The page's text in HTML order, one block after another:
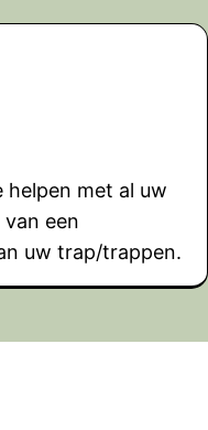
helpen met al uw
een
uw trap/trappen.